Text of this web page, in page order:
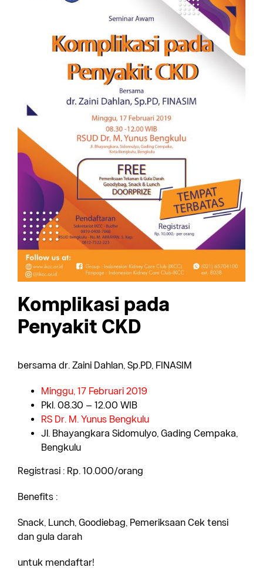
Komplikasi pada
Penyakit CKD
bersama dr. Zaini Dahlan, Sp.PD, FINASIM
Minggu, 17 Februari 2019
Pkl. 08.30 – 12.00 WIB
RS Dr. M. Yunus Bengkulu
Jl. Bhayangkara Sidomulyo, Gading Cempaka,
Bengkulu
Registrasi : Rp. 10.000/orang
Benefits :
Snack, Lunch, Goodiebag, Pemeriksaan Cek tensi
dan gula darah
untuk mendaftar!